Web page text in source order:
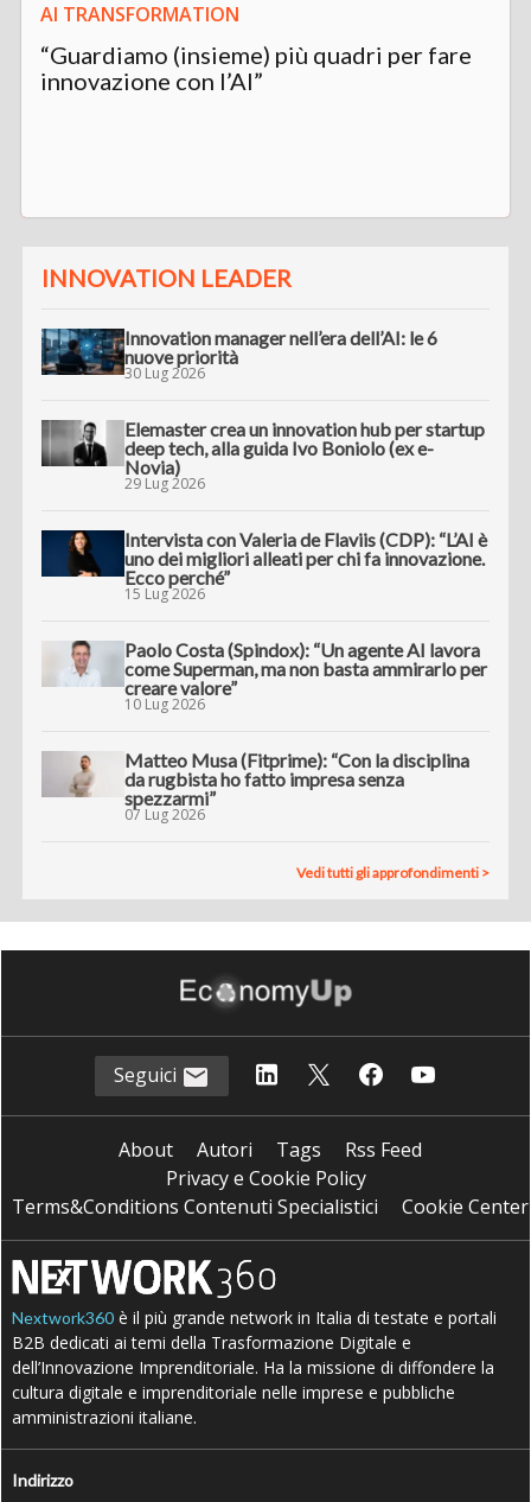
AI TRANSFORMATION
“Guardiamo (insieme) più quadri per fare
innovazione con l’AI”
INNOVATION LEADER
Innovation manager nell’era dell’AI: le 6
nuove priorità
30 Lug 2026
Elemaster crea un innovation hub per startup
deep tech, alla guida Ivo Boniolo (ex e-
Novia)
29 Lug 2026
Intervista con Valeria de Flaviis (CDP): “L’AI è
uno dei migliori alleati per chi fa innovazione.
Ecco perché”
15 Lug 2026
Paolo Costa (Spindox): “Un agente AI lavora
come Superman, ma non basta ammirarlo per
creare valore”
10 Lug 2026
Matteo Musa (Fitprime): “Con la disciplina
da rugbista ho fatto impresa senza
spezzarmi”
07 Lug 2026
Vedi tutti gli approfondimenti >
Seguici
About Autori Tags
Rss Feed
Privacy e Cookie Policy
Terms&Conditions Contenuti Specialistici
Cookie Center
Nextwork360 è il più grande network in Italia di testate e portali
B2B dedicati ai temi della Trasformazione Digitale e
dell’Innovazione Imprenditoriale. Ha la missione di diffondere la
cultura digitale e imprenditoriale nelle imprese e pubbliche
amministrazioni italiane.
Indirizzo